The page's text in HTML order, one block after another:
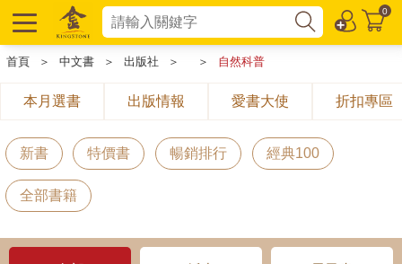
0
首頁 ＞ 中文書 ＞ 出版社 ＞ ＞ 自然科普
本月選書 出版情報 愛書大使 折扣專區
新書 特價書 暢銷排行 經典100
全部書籍